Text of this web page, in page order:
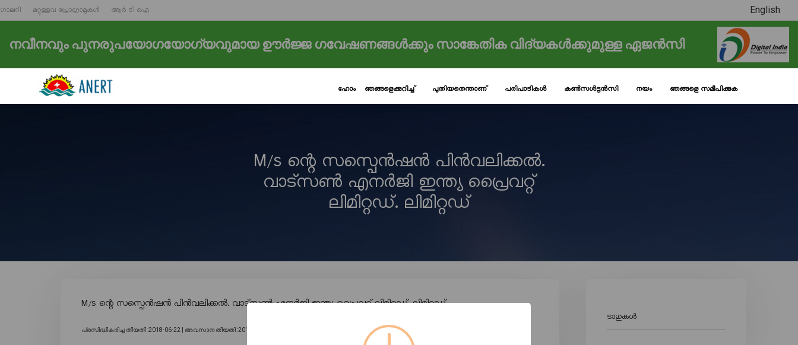
ഗാലറി മറ്റുള്ളവ പ്രോഗ്രാമുകൾ ആർ ടി ഐ English
നവീനവും പുനരുപയോഗയോഗ്യവുമായ ഊർജ്ജ ഗവേഷണങ്ങൾക്കും സാങ്കേതിക വിദ്യകൾക്കുമുള്ള ഏജൻസി
ഹോം ഞങ്ങളെക്കുറിച്ച് പുതിയതെന്താണ് പരിപാടികൾ കൺസൾട്ടൻസി നയം ഞങ്ങളെ സമീപിക്കുക
M/s ന്റെ സസ്പെൻഷൻ പിൻവലിക്കൽ.
വാട്‌സൺ എനർജി ഇന്ത്യ പ്രൈവറ്റ്
ലിമിറ്റഡ്. ലിമിറ്റഡ്
M/s ന്റെ സസ്പെൻഷൻ പിൻവലിക്കൽ. വാട്‌സൺ എനർജി ഇന്ത്യ പ്രൈവറ്റ് ലിമിറ്റഡ്. ലിമിറ്റഡ്
പ്രസിദ്ധീകരിച്ച തീയതി :2018-06-22 | അവസാന തീയതി :2018-10-29 |
ടാഗുകൾ